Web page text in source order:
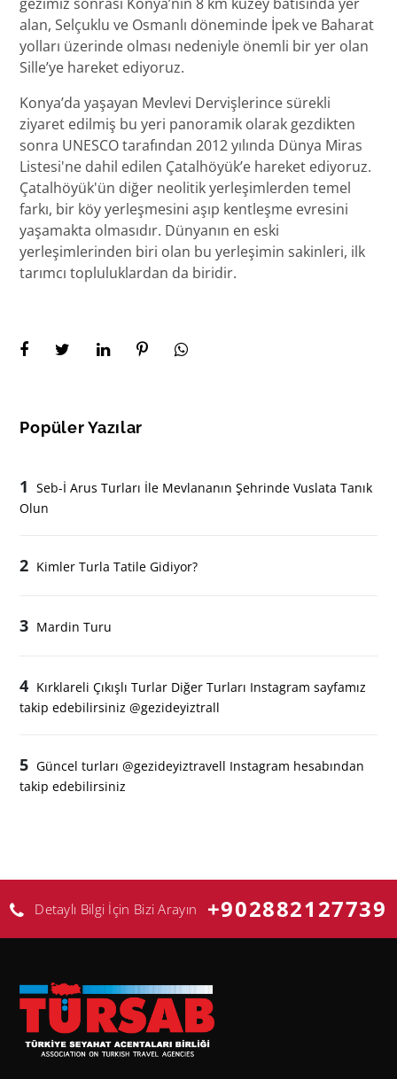
gezimiz sonrası Konya’nın 8 km kuzey batısında yer
alan, Selçuklu ve Osmanlı döneminde İpek ve Baharat
yolları üzerinde olması nedeniyle önemli bir yer olan
Sille’ye hareket ediyoruz.
Konya’da yaşayan Mevlevi Dervişlerince sürekli
ziyaret edilmiş bu yeri panoramik olarak gezdikten
sonra UNESCO tarafından 2012 yılında Dünya Miras
Listesi'ne dahil edilen Çatalhöyük’e hareket ediyoruz.
Çatalhöyük'ün diğer neolitik yerleşimlerden temel
farkı, bir köy yerleşmesini aşıp kentleşme evresini
yaşamakta olmasıdır. Dünyanın en eski
yerleşimlerinden biri olan bu yerleşimin sakinleri, ilk
tarımcı topluluklardan da biridir.
Popüler Yazılar
1
Seb-İ Arus Turları İle Mevlananın Şehrinde Vuslata Tanık
Olun
2 Kimler Turla Tatile Gidiyor?
3 Mardin Turu
4 Kırklareli Çıkışlı Turlar Diğer Turları Instagram sayfamız
takip edebilirsiniz @gezideyiztrall
5 Güncel turları @gezideyiztravell Instagram hesabından
takip edebilirsiniz
Detaylı Bilgi İçin Bizi Arayın +902882127739